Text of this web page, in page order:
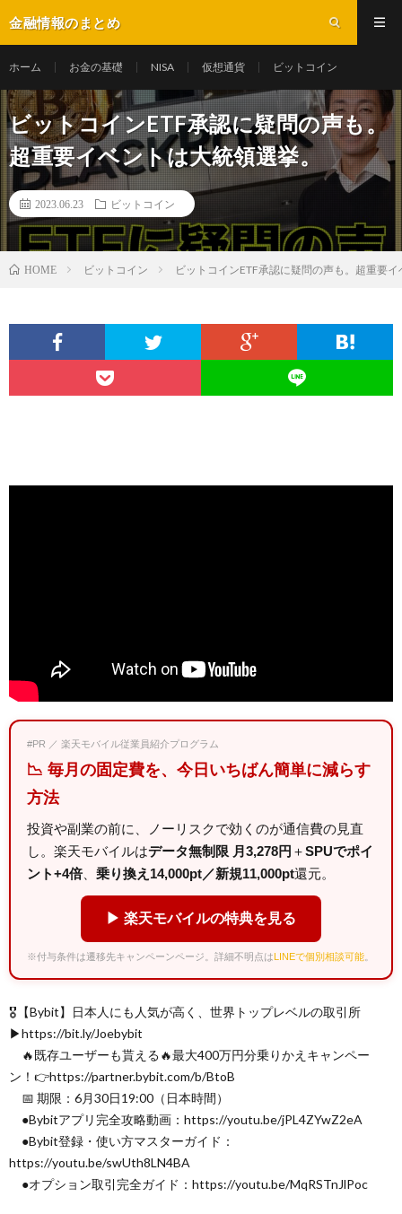
金融情報のまとめ
ホーム お金の基礎 NISA 仮想通貨 ビットコイン
ビットコインETF承認に疑問の声も。
超重要イベントは大統領選挙。
2023.06.23 ビットコイン
HOME ビットコイン ビットコインETF承認に疑問の声も。超重要
#PR ／ 楽天モバイル従業員紹介プログラム
📉 毎月の固定費を、今日いちばん簡単に減らす
方法
投資や副業の前に、ノーリスクで効くのが通信費の見直
し。楽天モバイルはデータ無制限 月3,278円 ＋SPUでポイ
ント+4倍
乗り換え14,000pt／新規11,000pt還元。
▶ 楽天モバイルの特典を見る
※付与条件は遷移先キャンペーンページ。詳細不明点はLINEで個別相談可能
🎖【Bybit】日本人にも人気が高く、世界トップレベルの取引所
▶︎https://bit.ly/Joebybit
🔥既存ユーザーも貰える🔥最大400万円分乗りかえキャンペー
ン！👉https://partner.bybit.com/b/BtoB
📅 期限：6月30日19:00（日本時間）
●Bybitアプリ完全攻略動画：https://youtu.be/jPL4ZYwZ2eA
●Bybit登録・使い方マスターガイド：
https://youtu.be/swUth8LN4BA
●オプション取引完全ガイド：https://youtu.be/MqRSTnJlPoc